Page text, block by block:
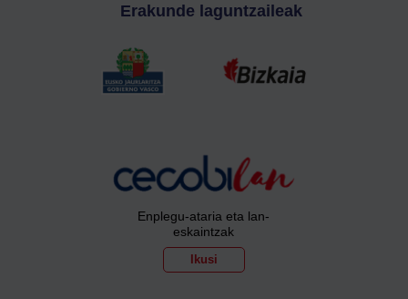
Erakunde laguntzaileak
Enplegu-ataria eta lan-
eskaintzak
Ikusi